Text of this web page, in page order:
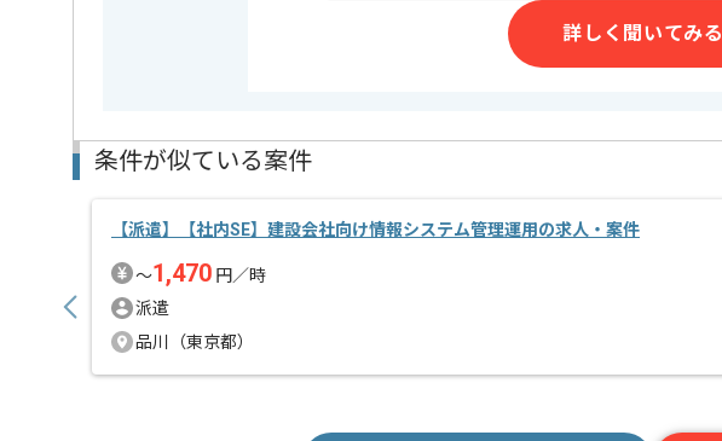
詳しく聞いてみる
条件が似ている案件
【派遣】【社内SE】建設会社向け情報システム管理運用の求人・案件
〜1,470 円／時
派遣
品川（東京都）